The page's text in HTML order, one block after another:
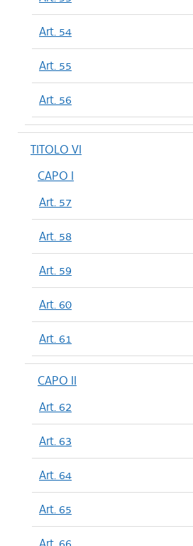
Art. 54
Art. 55
Art. 56
TITOLO VI
CAPO I
Art. 57
Art. 58
Art. 59
Art. 60
Art. 61
CAPO II
Art. 62
Art. 63
Art. 64
Art. 65